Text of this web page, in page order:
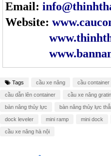
Email:
Website:
Tags cầu xe nâng cầu container
cầu dẫn lên container cầu xe nâng
bàn nâng thủy lực bàn nâng thủy lực
dock leveler mini ramp mini dock
cầu xe nâng hà nội